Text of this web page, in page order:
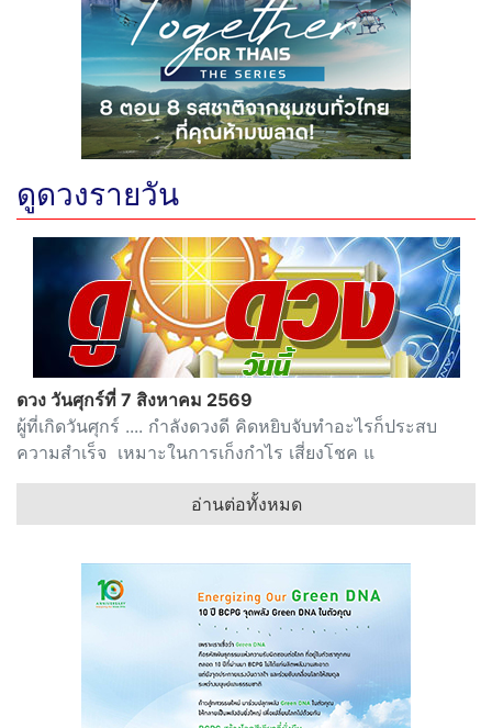
ดูดวงรายวัน
ดวง วันศุกร์ที่ 7 สิงหาคม 2569
ผู้ที่เกิดวันศุกร์ .... กำลังดวงดี คิดหยิบจับทำอะไรก็ประสบ
ความสำเร็จ เหมาะในการเก็งกำไร เสี่ยงโชค แ
อ่านต่อทั้งหมด